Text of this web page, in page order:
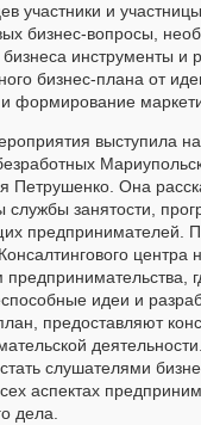
участники и
бизнес-вопросы,
бизнеса инструменты и
бизнес-плана от
формирование
выступила
Петрушенко. Она
службы занятости,
предпринимателей.
центра
идеи и
предоставляют
слушателями
аспектах
дела.